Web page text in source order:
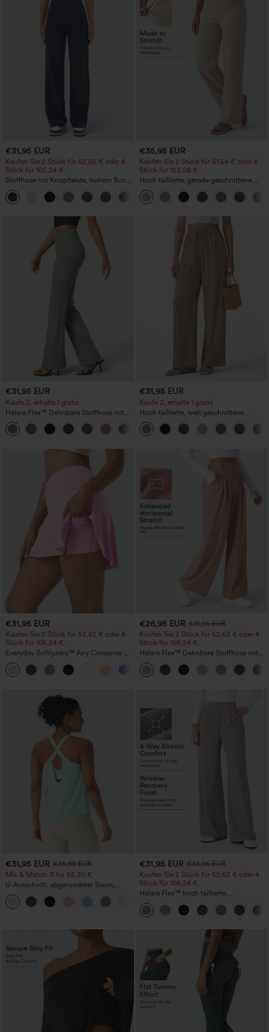
€31,95 EUR
Kaufen Sie 2 Stück für 52,62 € oder 4
Stück für 105,24 €.
Stoffhose mit Knopfleiste, hohem Bund,
mehreren Taschen und geradem Bein
+23
€35,95 EUR
Kaufen Sie 2 Stück für 61,54 € oder 4
Stück für 123,08 €.
Hoch taillierte, gerade geschnittene,
legere Leinen-Optik-Hose mit Taschen
€31,95 EUR
Kaufe 2, erhalte 1 gratis
Halara Flex™ Dehnbare Stoffhose mit
hohem Bund und Seitentasche hinten
+13
€31,95 EUR
Kaufe 2, erhalte 1 gratis
Hoch taillierte, weit geschnittene
Freizeithose aus Leinenmischung mit
Kordelzug und Taschen
€31,95 EUR
Kaufen Sie 2 Stück für 52,62 € oder 4
Stück für 105,24 €.
Everyday Softlyzero™ Airy Crossover 2-
in-1-Mini-Tennisrock mit Seitentaschen-
Lucid-UPF50+
+25
€26,95 EUR €31,95 EUR
Kaufen Sie 2 Stück für 52,62 € oder 4
Stück für 105,24 €.
Halara Flex™ Dehnbare Stoffhose mit
hohem Bund, Waffelmuster,
Seitentaschen und weitem Bein
€31,95 EUR €35,95 EUR
Mix & Match: 3 für 88,30 €
U-Ausschnitt, abgerundeter Saum,
InstantCool Yoga-Trägertop – UPF50+
€31,95 EUR €35,95 EUR
Kaufen Sie 2 Stück für 52,62 € oder 4
Stück für 105,24 €.
Halara Flex™ hoch taillierte,
figurformende Arbeitshose, die die Taille
schmaler wirken lässt, mit Taschen,
weitem Bein und Mikro-Waffelstruktur